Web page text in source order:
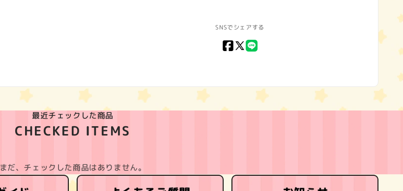
SNSでシェアする
Facebook
X
最近チェックした商品
CHECKED ITEMS
まだ、チェックした商品はありません。